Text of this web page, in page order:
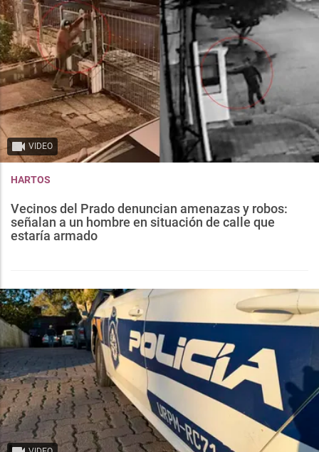
VIDEO
HARTOS
Vecinos del Prado denuncian amenazas y robos:
señalan a un hombre en situación de calle que
estaría armado